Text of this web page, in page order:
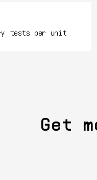
tests per unit
Get